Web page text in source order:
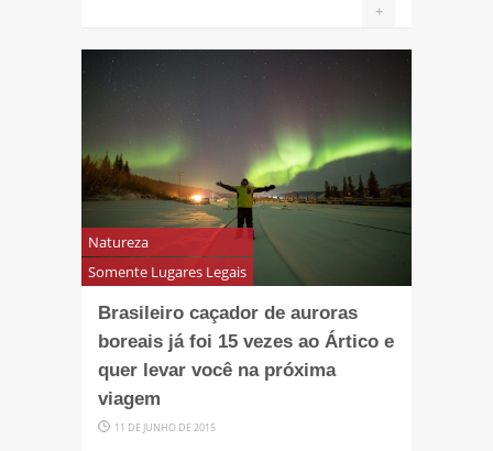
+
Natureza
Somente Lugares Legais
Brasileiro caçador de auroras
boreais já foi 15 vezes ao Ártico e
quer levar você na próxima
viagem
11 DE JUNHO DE 2015